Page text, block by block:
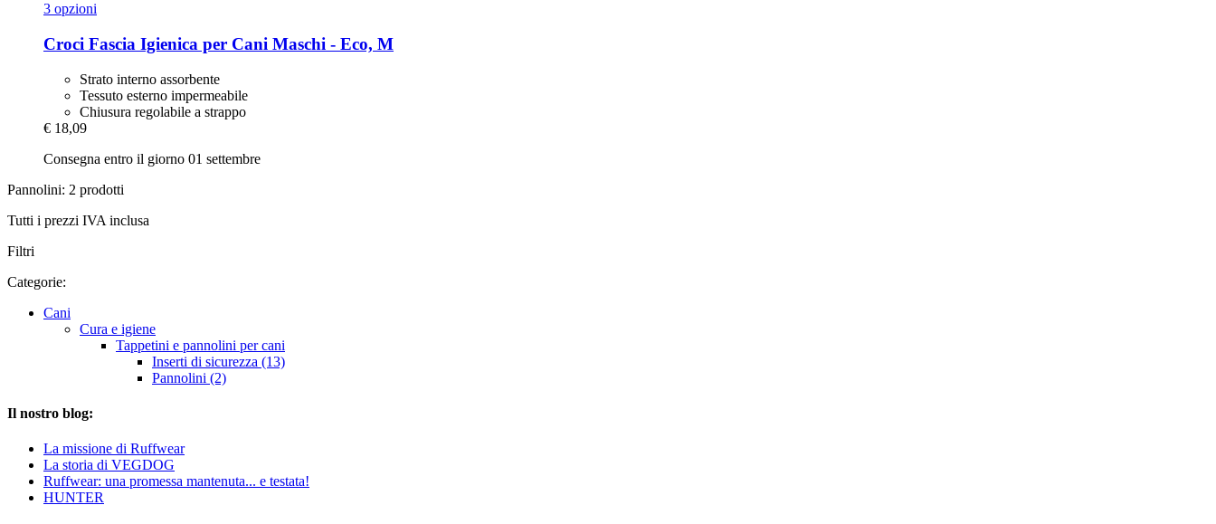
3 opzioni
Croci Fascia Igienica per Cani Maschi -​ Eco, M
Strato interno assorbente
Tessuto esterno impermeabile
Chiusura regolabile a strappo
€ 18,09
Consegna entro il giorno 01 settembre
Pannolini: 2 prodotti
Tutti i prezzi IVA inclusa
Filtri
Categorie:
Cani
Cura e igiene
Tappetini e pannolini per cani
Inserti di sicurezza (13)
Pannolini (2)
Il nostro blog:
La missione di Ruffwear
La storia di VEGDOG
Ruffwear: una promessa mantenuta... e testata!
HUNTER